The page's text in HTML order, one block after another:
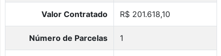
Valor Contratado R$ 201.618,10
Número de Parcelas 1